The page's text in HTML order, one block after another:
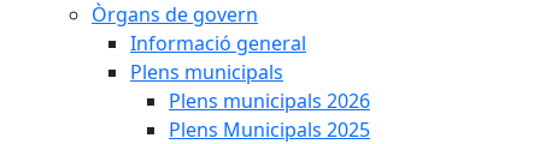
Òrgans de govern
Informació general
Plens municipals
Plens municipals 2026
Plens Municipals 2025